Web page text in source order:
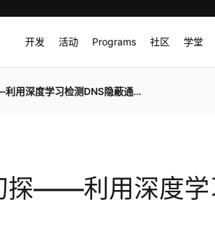
开发 活动 Programs 社区 学堂
用深度学习检测DNS隐蔽通道
探——利用深度学